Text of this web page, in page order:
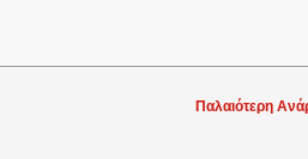
Παλαιότερη